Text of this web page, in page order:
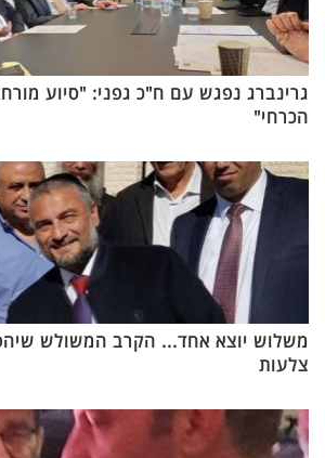
גרינברג נפגש עם ח"כ גפני: "סיוע
הכרחי"
משלוש יוצא אחד... הקרב המשולש
צלעות